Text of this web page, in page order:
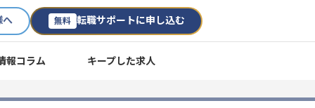
へ 無料 転職サポートに申し込む
報コラム キープした求人